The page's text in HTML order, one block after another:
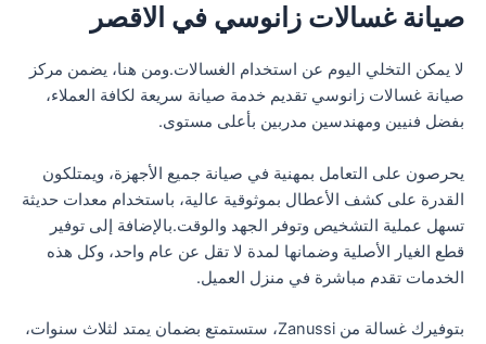
صيانة غسالات زانوسي في الاقصر
لا يمكن التخلي اليوم عن استخدام الغسالات.ومن هنا، يضمن مركز
صيانة غسالات زانوسي تقديم خدمة صيانة سريعة لكافة العملاء،
بفضل فنيين ومهندسين مدربين بأعلى مستوى.
يحرصون على التعامل بمهنية في صيانة جميع الأجهزة، ويمتلكون
القدرة على كشف الأعطال بموثوقية عالية، باستخدام معدات حديثة
تسهل عملية التشخيص وتوفر الجهد والوقت.بالإضافة إلى توفير
قطع الغيار الأصلية وضمانها لمدة لا تقل عن عام واحد، وكل هذه
الخدمات تقدم مباشرة في منزل العميل.
بتوفيرك غسالة من Zanussi، ستستمتع بضمان يمتد لثلاث سنوات،